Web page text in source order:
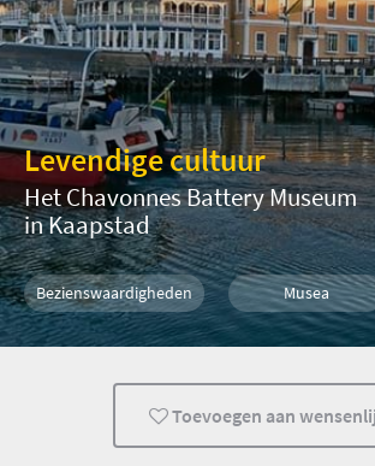
Levendige cultuur
Het Chavonnes Battery Museum
in Kaapstad
Bezienswaardigheden Musea
Mensen Cape Town
Toevoegen aan